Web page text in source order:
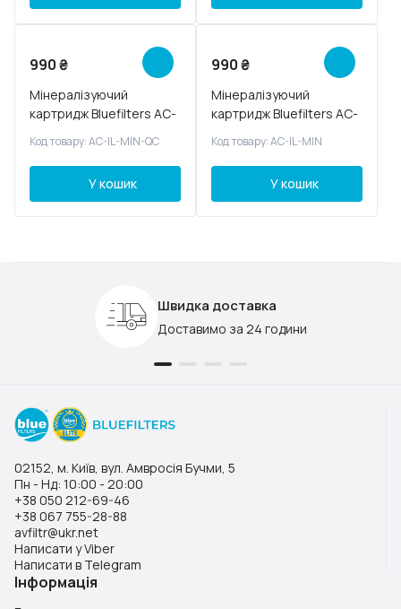
990₴
Мінералізуючий
картридж Bluefilters AC-
Код товару: AC-IL-MIN-QC
У кошик
990₴
Мінералізуючий
картридж Bluefilters AC-
Код товару: AC-IL-MIN
У кошик
Швидка доставка
Доставимо за 24 години
02152, м. Київ, вул. Амвросія Бучми, 5
Пн - Нд: 10:00 - 20:00
+38 050 212-69-46
+38 067 755-28-88
avfiltr@ukr.net
Написати у Viber
Написати в Telegram
Інформація